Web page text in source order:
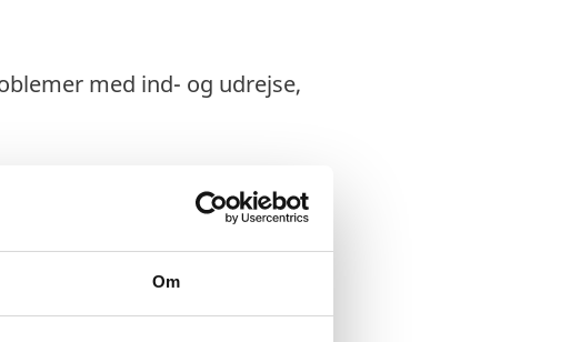
Om
med ind- og udrejse,
i Stockholm for